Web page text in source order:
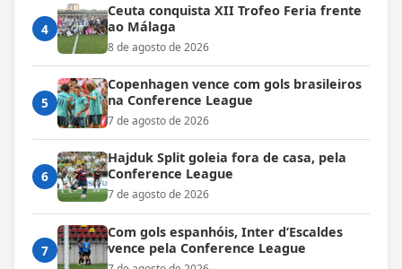
4
Ceuta conquista XII Trofeo Feria frente
ao Málaga
8 de agosto de 2026
5
Copenhagen vence com gols brasileiros
na Conference League
7 de agosto de 2026
6
Hajduk Split goleia fora de casa, pela
Conference League
7 de agosto de 2026
7
Com gols espanhóis, Inter d’Escaldes
vence pela Conference League